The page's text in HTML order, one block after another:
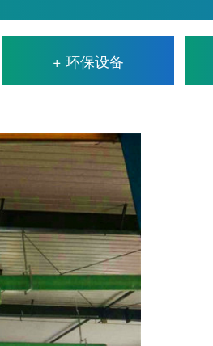
+ 环保设备